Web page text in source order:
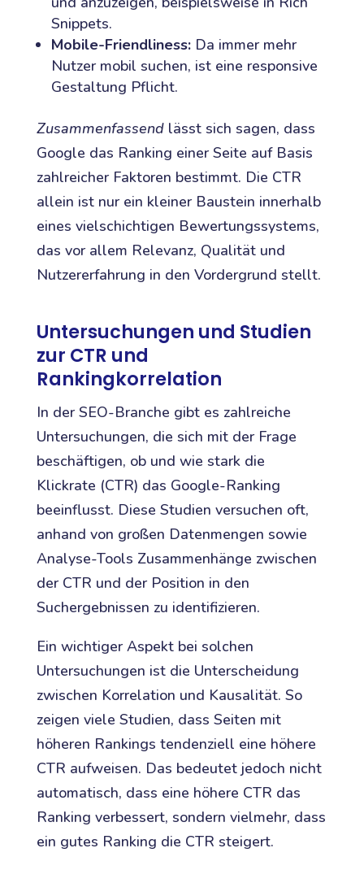
Snippets.
Mobile-Friendliness:Da immer mehr
Nutzer mobil suchen, ist eine responsive
Gestaltung Pflicht.
Zusammenfassendlässt sich sagen, dass
Google das Ranking einer Seite auf Basis
zahlreicher Faktoren bestimmt. Die CTR
allein ist nur ein kleiner Baustein innerhalb
eines vielschichtigen Bewertungssystems,
das vor allem Relevanz, Qualität und
Nutzererfahrung in den Vordergrund stellt.
Untersuchungen und Studien
zur CTR und
Rankingkorrelation
In der SEO-Branche gibt es zahlreiche
Untersuchungen, die sich mit der Frage
beschäftigen, ob und wie stark die
Klickrate (CTR) das Google-Ranking
beeinflusst. Diese Studien versuchen oft,
anhand von großen Datenmengen sowie
Analyse-Tools Zusammenhänge zwischen
der CTR und der Position in den
Suchergebnissen zu identifizieren.
Ein wichtiger Aspekt bei solchen
Untersuchungen ist die Unterscheidung
zwischen Korrelation und Kausalität. So
zeigen viele Studien, dass Seiten mit
höheren Rankings tendenziell eine höhere
CTR aufweisen. Das bedeutet jedoch nicht
automatisch, dass eine höhere CTR das
Ranking verbessert, sondern vielmehr, dass
ein gutes Ranking die CTR steigert.